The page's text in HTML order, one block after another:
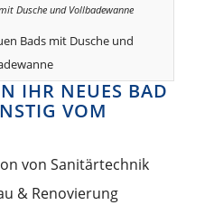
Bads mit Dusche und
IHR NEUES BAD
VOM
von Sanitärtechnik
& Renovierung